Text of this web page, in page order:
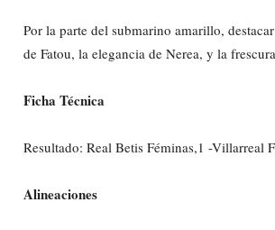
Por la parte del submarino amarillo,
de Fatou, la elegancia de Nerea, y la
Ficha Técnica
Resultado: Real Betis Féminas,1 -Villarreal
Alineaciones